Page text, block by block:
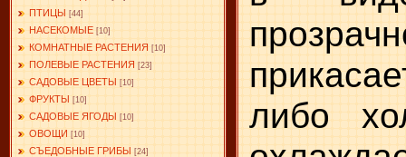
ПТИЦЫ [44]
НАСЕКОМЫЕ [10]
КОМНАТНЫЕ РАСТЕНИЯ [10]
ПОЛЕВЫЕ РАСТЕНИЯ [23]
САДОВЫЕ ЦВЕТЫ [10]
ФРУКТЫ [10]
САДОВЫЕ ЯГОДЫ [10]
ОВОЩИ [10]
СЪЕДОБНЫЕ ГРИБЫ [24]
либо